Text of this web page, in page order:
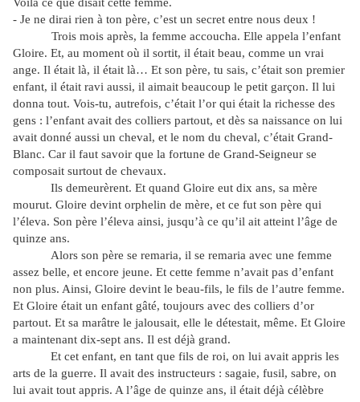
- Je ne dirai rien à ton père, c’est un secret entre nous deux !
Trois mois après, la femme accoucha. Elle appela l’enfant
Gloire. Et, au moment où il sortit, il était beau, comme un vrai
ange. Il était là, il était là… Et son père, tu sais, c’était son premier
enfant, il était ravi aussi, il aimait beaucoup le petit garçon. Il lui
donna tout. Vois-tu, autrefois, c’était l’or qui était la richesse des
gens : l’enfant avait des colliers partout, et dès sa naissance on lui
avait donné aussi un cheval, et le nom du cheval, c’était Grand-
Blanc. Car il faut savoir que la fortune de Grand-Seigneur se
composait surtout de chevaux.
Ils demeurèrent. Et quand Gloire eut dix ans, sa mère
mourut. Gloire devint orphelin de mère, et ce fut son père qui
l’éleva. Son père l’éleva ainsi, jusqu’à ce qu’il ait atteint l’âge de
quinze ans.
Alors son père se remaria, il se remaria avec une femme
assez belle, et encore jeune. Et cette femme n’avait pas d’enfant
non plus. Ainsi, Gloire devint le beau-fils, le fils de l’autre femme.
Et Gloire était un enfant gâté, toujours avec des colliers d’or
partout. Et sa marâtre le jalousait, elle le détestait, même. Et Gloire
a maintenant dix-sept ans. Il est déjà grand.
Et cet enfant, en tant que fils de roi, on lui avait appris les
arts de la guerre. Il avait des instructeurs : sagaie, fusil, sabre, on
lui avait tout appris. A l’âge de quinze ans, il était déjà célèbre